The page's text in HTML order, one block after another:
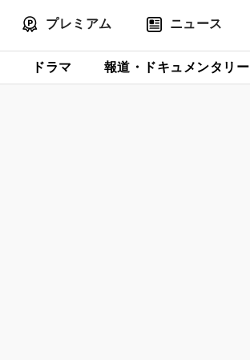
プレミアム ニュース
ドラマ 報道・ドキュメンタリー